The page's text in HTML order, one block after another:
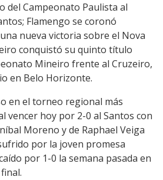
del Campeonato Paulista al
Flamengo se coronó
nueva victoria sobre el Nova
conquistó su quinto título
Mineiro frente al Cruzeiro,
en Belo Horizonte.
en el torneo regional más
vencer hoy por 2-0 al Santos con
Moreno y de Raphael Veiga
por la joven promesa
por 1-0 la semana pasada en